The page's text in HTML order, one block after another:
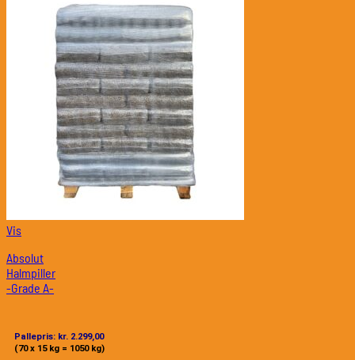
Vis
Absolut
Halmpiller
-Grade A-
Pallepris: kr. 2.299,00
(70 x 15 kg = 1050 kg)